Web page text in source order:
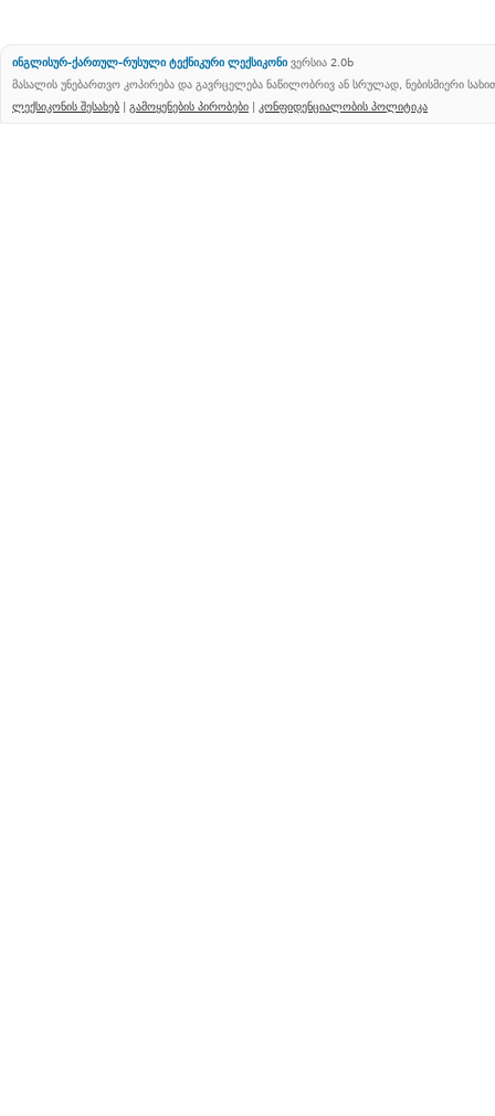
ინგლისურ-ქართულ-რუსული ტექნიკური ლექსიკონი ვერსია 2.0b
მასალის უნებართვო კოპირება და გავრცელება ნაწილობრივ ან სრულად, ნებისმიერი
ლექსიკონის შესახებ | გამოყენების პირობები | კონფიდენციალობის პოლიტიკა